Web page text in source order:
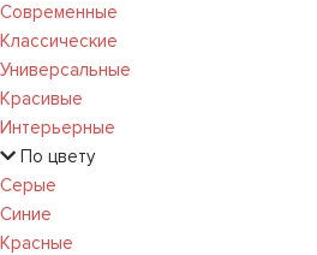
Современные
Классические
Универсальные
Красивые
Интерьерные
По цвету
Серые
Синие
Красные